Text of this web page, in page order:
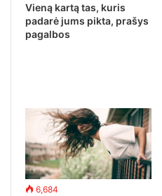
Vieną kartą tas, kuris
padarė jums pikta, prašys
pagalbos
6,684